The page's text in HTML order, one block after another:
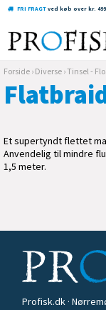
FRI FRAGT ved køb over kr.
Forside › Diverse ›Tinsel -
Et supertyndt flettet
Anvendelig til mindre
1,5 meter.
Profisk.dk ·